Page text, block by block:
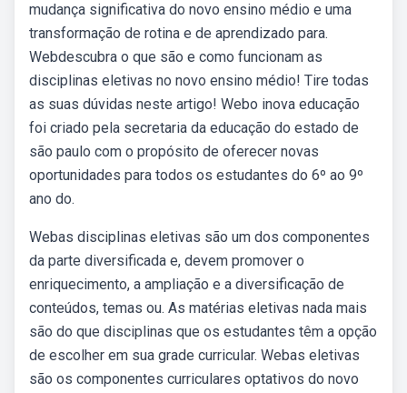
mudança significativa do novo ensino médio e uma
transformação de rotina e de aprendizado para.
Webdescubra o que são e como funcionam as
disciplinas eletivas no novo ensino médio! Tire todas
as suas dúvidas neste artigo! Webo inova educação
foi criado pela secretaria da educação do estado de
são paulo com o propósito de oferecer novas
oportunidades para todos os estudantes do 6º ao 9º
ano do.
Webas disciplinas eletivas são um dos componentes
da parte diversificada e, devem promover o
enriquecimento, a ampliação e a diversificação de
conteúdos, temas ou. As matérias eletivas nada mais
são do que disciplinas que os estudantes têm a opção
de escolher em sua grade curricular. Webas eletivas
são os componentes curriculares optativos do novo